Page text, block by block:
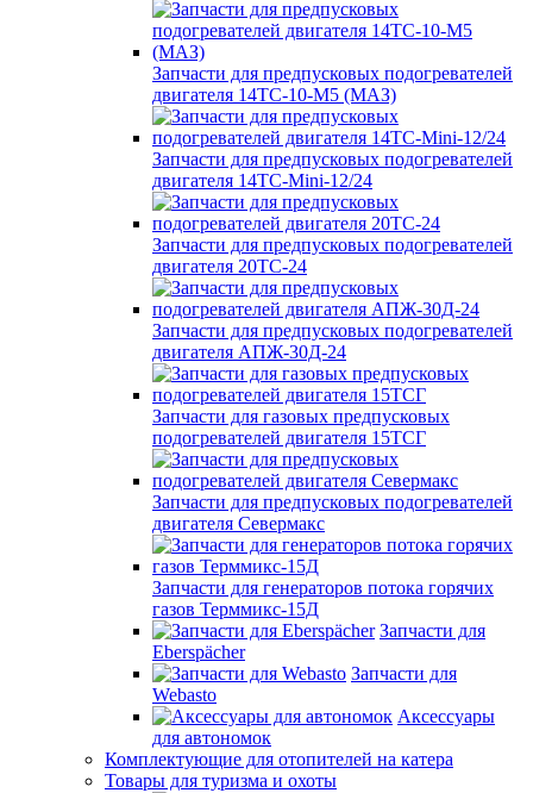
Запчасти для предпусковых подогревателей
двигателя 14ТС-10-М5 (МАЗ)
Запчасти для предпусковых подогревателей
двигателя 14ТС-Mini-12/24
Запчасти для предпусковых подогревателей
двигателя 20ТС-24
Запчасти для предпусковых подогревателей
двигателя АПЖ-30Д-24
Запчасти для газовых предпусковых
подогревателей двигателя 15ТСГ
Запчасти для предпусковых подогревателей
двигателя Севермакс
Запчасти для генераторов потока горячих
газов Терммикс-15Д
Запчасти для
Eberspächer
Запчасти для
Webasto
Аксессуары
для автономок
Комплектующие для отопителей на катера
Товары для туризма и охоты